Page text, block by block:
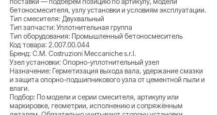
бетоносмесителя, узлу установки и условиям эксплуатации.
Тип смесителя: Двухвальный
Тип запчасти: Уплотнительная группа
Тип оборудования: Промышленный бетоносмеситель
Код товара: 2.007.00.044
Бренд: C.M. Costruzioni Meccaniche s.r.l.
Узел установки: Опорно-уплотнительный узел
Назначение: Герметизация выхода вала, удержание смазки
и защита опорно-подшипникового узла от цементной пыли и
влаги.
Подбор: По модели и серии смесителя, артикулу или
маркировке, геометрии, исполнению и сопряжённым